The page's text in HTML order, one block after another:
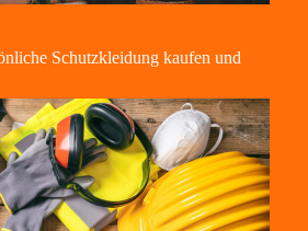
Schutzkleidung kaufen und